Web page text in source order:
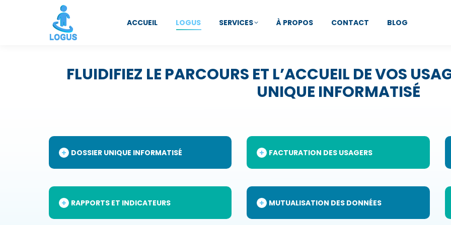
ACCUEIL LOGUS SERVICES À PROPOS CONTACT BLOG
FLUIDIFIEZ LE PARCOURS ET L’ACCUEIL DE VOS
UNIQUE INFORMATISÉ
DOSSIER UNIQUE INFORMATISÉ FACTURATION DES USAGERS
RAPPORTS ET INDICATEURS MUTUALISATION DES DONNÉES